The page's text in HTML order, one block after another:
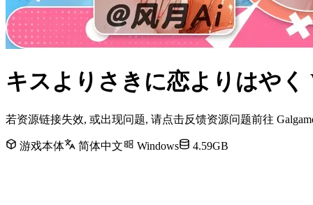
キスよりさきに恋よりはやく
若资源链接失效, 或出现问题, 请点击反馈资源问题前往
游戏本体 简体中文 Windows 4.59GB